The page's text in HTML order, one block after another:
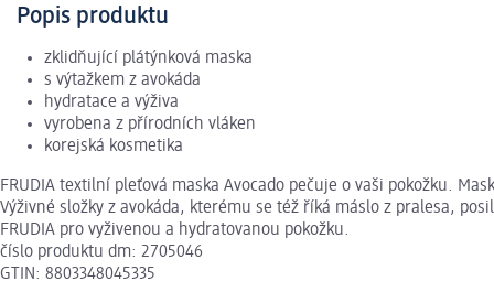
Popis produktu
zklidňující plátýnková maska
s výtažkem z avokáda
hydratace a výživa
vyrobena z přírodních vláken
korejská kosmetika
FRUDIA textilní pleťová maska Avocado pečuje o vaši pokožku.
Výživné složky z avokáda, kterému se též říká máslo z pralesa,
FRUDIA pro vyživenou a hydratovanou pokožku.
číslo produktu dm: 2705046
GTIN: 8803348045335